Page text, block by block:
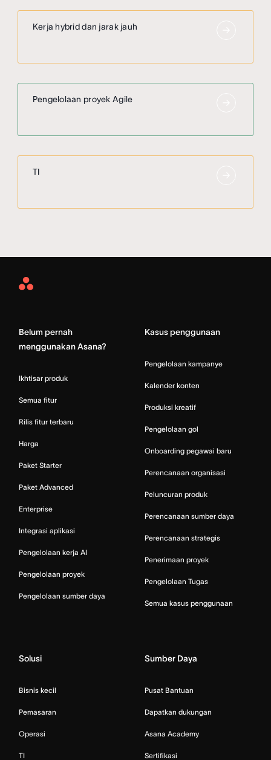
Kerja hybrid dan jarak jauh
Pengelolaan proyek Agile
TI
Asana
Belum pernah
menggunakan Asana?
Ikhtisar produk
Semua fitur
Rilis fitur terbaru
Harga
Paket Starter
Paket Advanced
Enterprise
Integrasi aplikasi
Pengelolaan kerja AI
Pengelolaan proyek
Pengelolaan sumber daya
Kasus penggunaan
Pengelolaan kampanye
Kalender konten
Produksi kreatif
Pengelolaan gol
Onboarding pegawai baru
Perencanaan organisasi
Peluncuran produk
Perencanaan sumber daya
Perencanaan strategis
Penerimaan proyek
Pengelolaan Tugas
Semua kasus penggunaan
Solusi
Bisnis kecil
Pemasaran
Operasi
TI
Sumber Daya
Pusat Bantuan
Dapatkan dukungan
Asana Academy
Sertifikasi